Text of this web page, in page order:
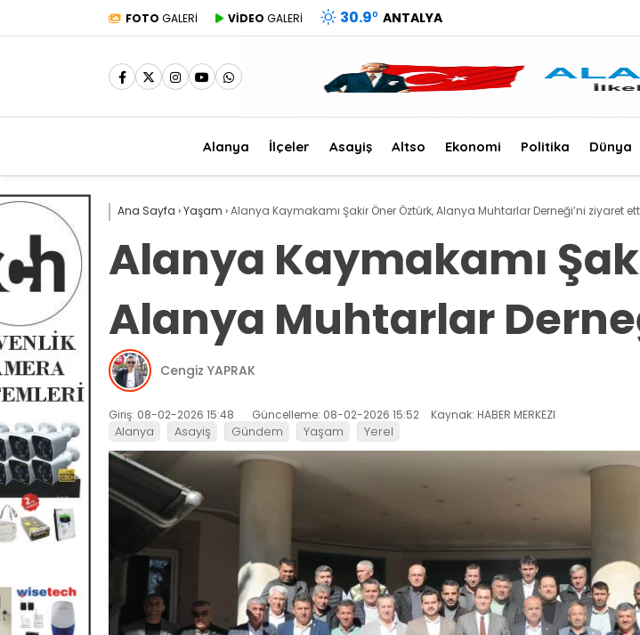
FOTO GALERİ VİDEO GALERİ 30.9° ANTALYA
Alanya İlçeler Asayiş Altso Ekonomi Politika Dünya
Ana Sayfa ›Yaşam ›​Alanya Kaymakamı Şakir Öner Öztürk, Alanya Muhtarlar Derneği’ni ziyaret
​Alanya Kaymakamı
Alanya Muhtarlar
Cengiz YAPRAK
Giriş: 08-02-2026 15:48 Güncelleme: 08-02-2026 15:52 Kaynak: HABER MERKEZI
Alanya Asayiş Gündem Yaşam Yerel